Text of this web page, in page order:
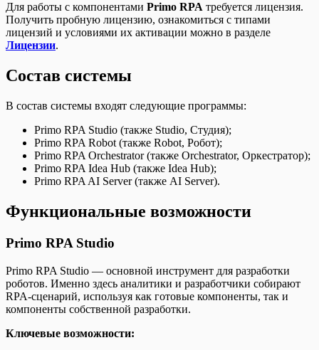
Для работы с компонентами Primo RPA требуется лицензия.
Получить пробную лицензию, ознакомиться с типами
лицензий и условиями их активации можно в разделе
Лицензии.
Состав системы
В состав системы входят следующие программы:
Primo RPA Studio (также Studio, Студия);
Primo RPA Robot (также Robot, Робот);
Primo RPA Orchestrator (также Orchestrator, Оркестратор);
Primo RPA Idea Hub (также Idea Hub);
Primo RPA AI Server (также AI Server).
Функциональные возможности
Primo RPA Studio
Primo RPA Studio — основной инструмент для разработки
роботов. Именно здесь аналитики и разработчики собирают
RPA-сценарий, используя как готовые компоненты, так и
компоненты собственной разработки.
Ключевые возможности: